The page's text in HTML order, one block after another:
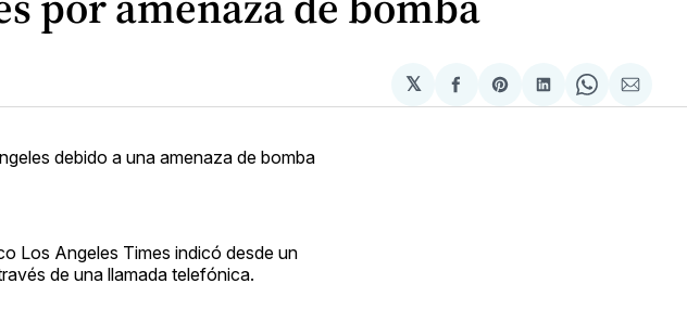
𝕏
Compartir
en
Share
on
Compartir
en
Share
on
via
debido a una amenaza de bomba
Los Angeles Times indicó desde un
de una llamada telefónica.